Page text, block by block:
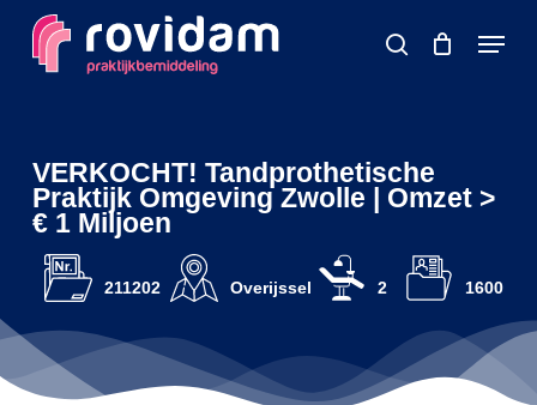
search
Menu
VERKOCHT! Tandprothetische
Praktijk Omgeving Zwolle | Omzet >
€ 1 Miljoen
211202 Overijssel 2 1600